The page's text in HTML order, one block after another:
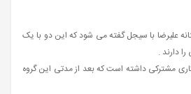
علیرضا با سیجل گفته می شود که این دو با یک
دارند .
مشترکی داشته است که بعد از مدتی این گروه